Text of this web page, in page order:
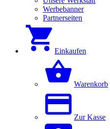
Werbebanner
Partnerseiten
Einkaufen
Warenkorb
Zur Kasse